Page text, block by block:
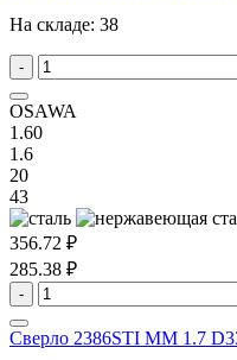
На складе: 38
-
OSAWA
1.60
1.6
20
43
356.72 ₽
285.38 ₽
-
Сверло 2386STI MM 1.7